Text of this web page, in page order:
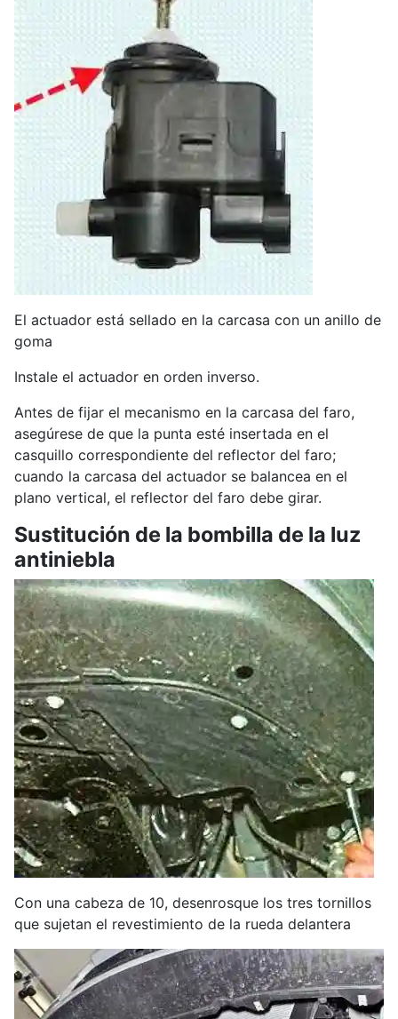
El actuador está sellado en la carcasa con un anillo de
goma
Instale el actuador en orden inverso.
Antes de fijar el mecanismo en la carcasa del faro,
asegúrese de que la punta esté insertada en el
casquillo correspondiente del reflector del faro;
cuando la carcasa del actuador se balancea en el
plano vertical, el reflector del faro debe girar.
Sustitución de la bombilla de la luz
antiniebla
Con una cabeza de 10, desenrosque los tres tornillos
que sujetan el revestimiento de la rueda delantera